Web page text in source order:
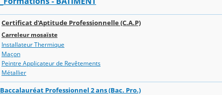
Certificat d'Aptitude Professionnelle (C.A.P)
Carreleur mosaïste
Installateur Thermique
Maçon
Peintre Applicateur de Revêtements
Métallier
Baccalauréat Professionnel 2 ans (Bac. Pro.)